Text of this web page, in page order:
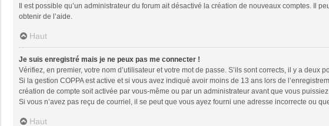
Il est possible qu’un administrateur du forum ait désactivé la création de nouveaux comptes. Il
obtenir de l’aide.
Haut
Je suis enregistré mais je ne peux pas me connecter !
Vérifiez, en premier, votre nom d’utilisateur et votre mot de passe. S’ils sont corrects, il y a deux
Si la gestion COPPA est active et si vous avez indiqué avoir moins de 13 ans lors de
création de compte soit activée par vous-même ou par un administrateur avant que vous
Si vous n’avez pas reçu de courriel, il se peut que vous ayez fourni une adresse incorrecte ou
Haut